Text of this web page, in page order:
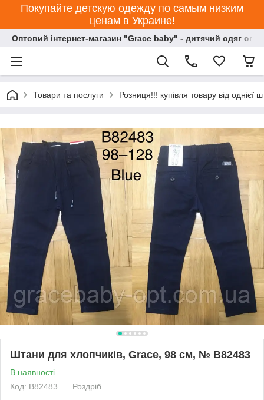
Покупайте детскую одежду по самым низким
ценам в Украине!
Оптовий інтернет-магазин "Grace baby" - дитячий одяг
Товари та послуги Розниця!!! купівля товару від однієї
Штани для хлопчиків, Grace, 98 см, № B82483
В наявності
Код: B82483
Роздріб